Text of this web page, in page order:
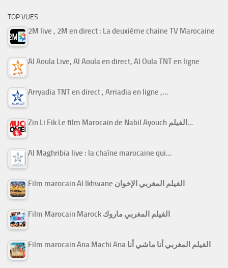
TOP VUES
2M live , 2M en direct : La deuxième chaine TV Marocaine
Al Aoula Live, Al Aoula en direct, Al Oula TNT en ligne
Arryadia TNT en direct , Arriadia en ligne ,…
Zin Li Fik Le film Marocain de Nabil Ayouch الفيلم…
Al Maghribia live : la chaîne marocaine qui…
Film marocain Al Ikhwane الفيلم المغربي الإخوان
Film Marocain Marock الفيلم المغربي ماروك
Film marocain Ana Machi Ana الفيلم المغربي أنا ماشي أنا